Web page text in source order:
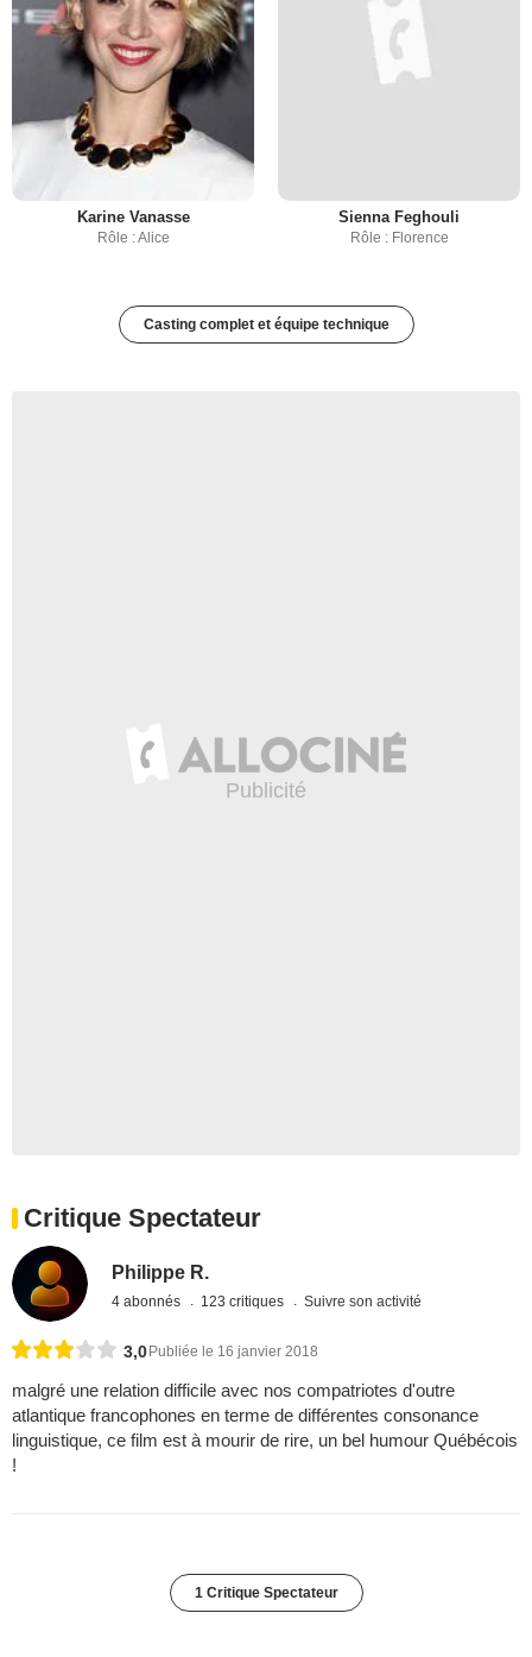
Karine Vanasse
Rôle : Alice
Sienna Feghouli
Rôle : Florence
Casting complet et équipe technique
Critique Spectateur
Philippe R.
4 abonnés 123 critiques Suivre son activité
3,0Publiée le 16 janvier 2018
malgré une relation difficile avec nos compatriotes d'outre
atlantique francophones en terme de différentes consonance
linguistique, ce film est à mourir de rire, un bel humour Québécois
!
1 Critique Spectateur